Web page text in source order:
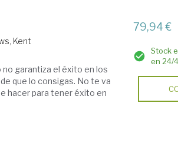
Kent
garantiza el éxito en los
que lo consigas. No te va
hacer para tener éxito en
79,94 €
Stock
en 24/